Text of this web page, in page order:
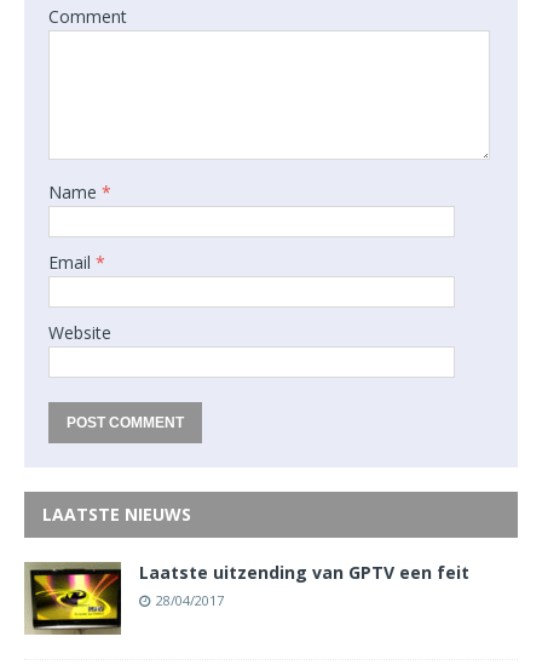
Comment
Name *
Email *
Website
LAATSTE NIEUWS
Laatste uitzending van GPTV een feit
28/04/2017